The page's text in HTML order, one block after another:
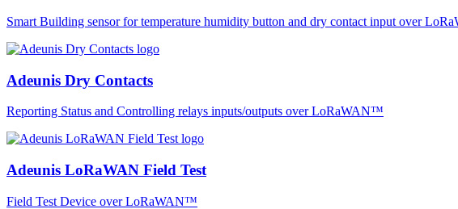
Smart Building sensor for temperature humidity button and dry contact input over
Adeunis Dry Contacts
Reporting Status and Controlling relays inputs/outputs over LoRaWAN™
Adeunis LoRaWAN Field Test
Field Test Device over LoRaWAN™